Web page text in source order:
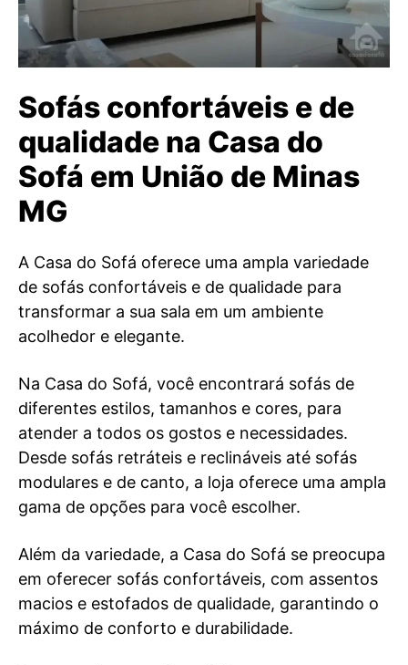
Sofás confortáveis e de
qualidade na Casa do
Sofá em União de Minas
MG
A Casa do Sofá oferece uma ampla variedade
de sofás confortáveis e de qualidade para
transformar a sua sala em um ambiente
acolhedor e elegante.
Na Casa do Sofá, você encontrará sofás de
diferentes estilos, tamanhos e cores, para
atender a todos os gostos e necessidades.
Desde sofás retráteis e reclináveis até sofás
modulares e de canto, a loja oferece uma ampla
gama de opções para você escolher.
Além da variedade, a Casa do Sofá se preocupa
em oferecer sofás confortáveis, com assentos
macios e estofados de qualidade, garantindo o
máximo de conforto e durabilidade.